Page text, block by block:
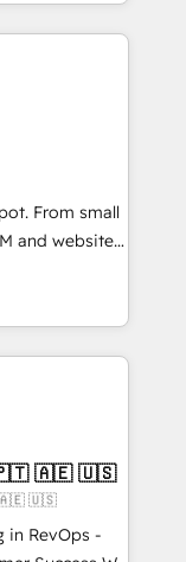
Hire a
that
across
Let’s
been
moving!
From small
and websites.
inch of
with your
a better
🇧🇷 🇲🇽 🇵🇹 🇦🇪 🇺🇸
🇦🇪 🇺🇸
in RevOps -